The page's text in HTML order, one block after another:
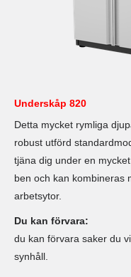
Underskåp 820
Detta mycket rymliga
robust utförd
tjäna dig under en
ben och kan kombineras
arbetsytor.
Du kan förvara:
du kan förvara saker du
synhåll.